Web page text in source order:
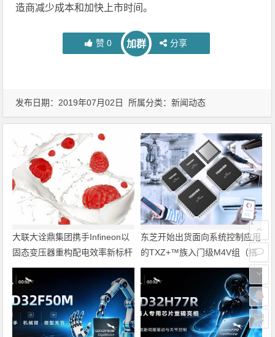
造商减少成本和加快上市时间。
赞 0 加群 分享
发布日期：2019年07月02日 所属分类：新闻动态
大联大诠鼎集团携手Infineon以
固态变压器重构配电效率新标杆
东芝开始出货面向系统控制应用
的TXZ+™族入门级M4V组（搭
载Arm Cortex‑M4内核的标准微
控制器）工程样品